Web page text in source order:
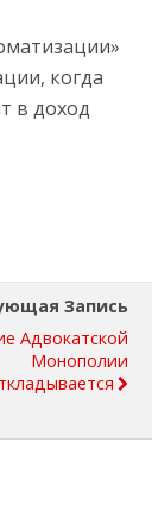
когда
в доход
Запись
Адвокатской
Монополии